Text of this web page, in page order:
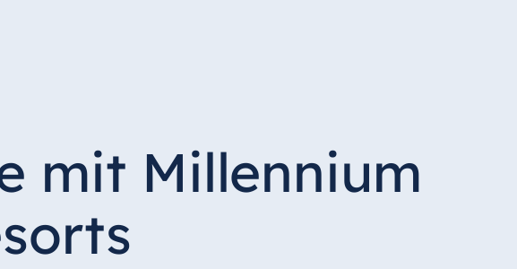
mit Millennium